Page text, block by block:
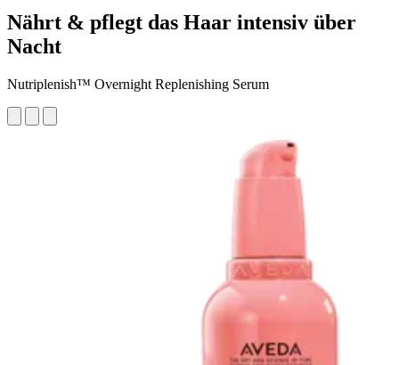
Nährt & pflegt das Haar intensiv über
Nacht
Nutriplenish™ Overnight Replenishing Serum